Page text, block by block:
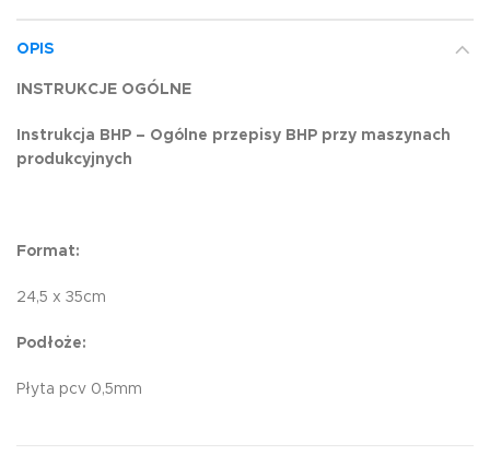
OPIS
INSTRUKCJE OGÓLNE
Instrukcja BHP – Ogólne przepisy BHP przy maszynach
produkcyjnych
Format:
24,5 x 35cm
Podłoże:
Płyta pcv 0,5mm